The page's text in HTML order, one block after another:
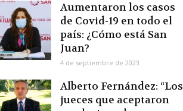
Aumentaron los casos
de Covid-19 en todo el
país: ¿Cómo está San
Juan?
4 de septiembre de 2023
Alberto Fernández: “Los
jueces que aceptaron